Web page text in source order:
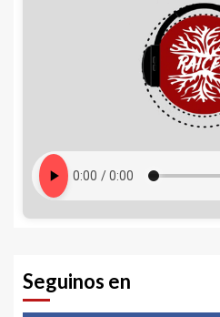
Seguinos en